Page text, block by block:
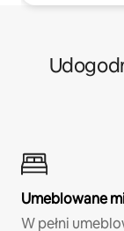
Umeblowane
W pełni